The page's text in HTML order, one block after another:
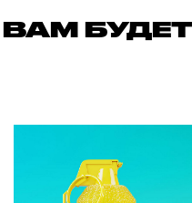
ВАМ